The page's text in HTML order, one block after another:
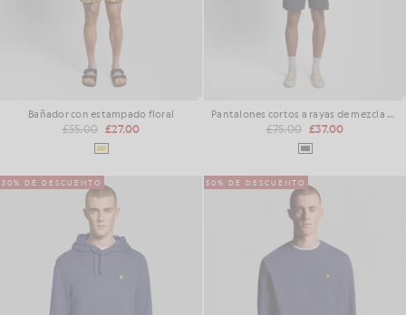
Bañador con estampado floral
£55.00 £27.00
Pantalones cortos a rayas de mezcla de lino
£75.00 £37.00
50% DE DESCUENTO 50% DE DESCUENTO